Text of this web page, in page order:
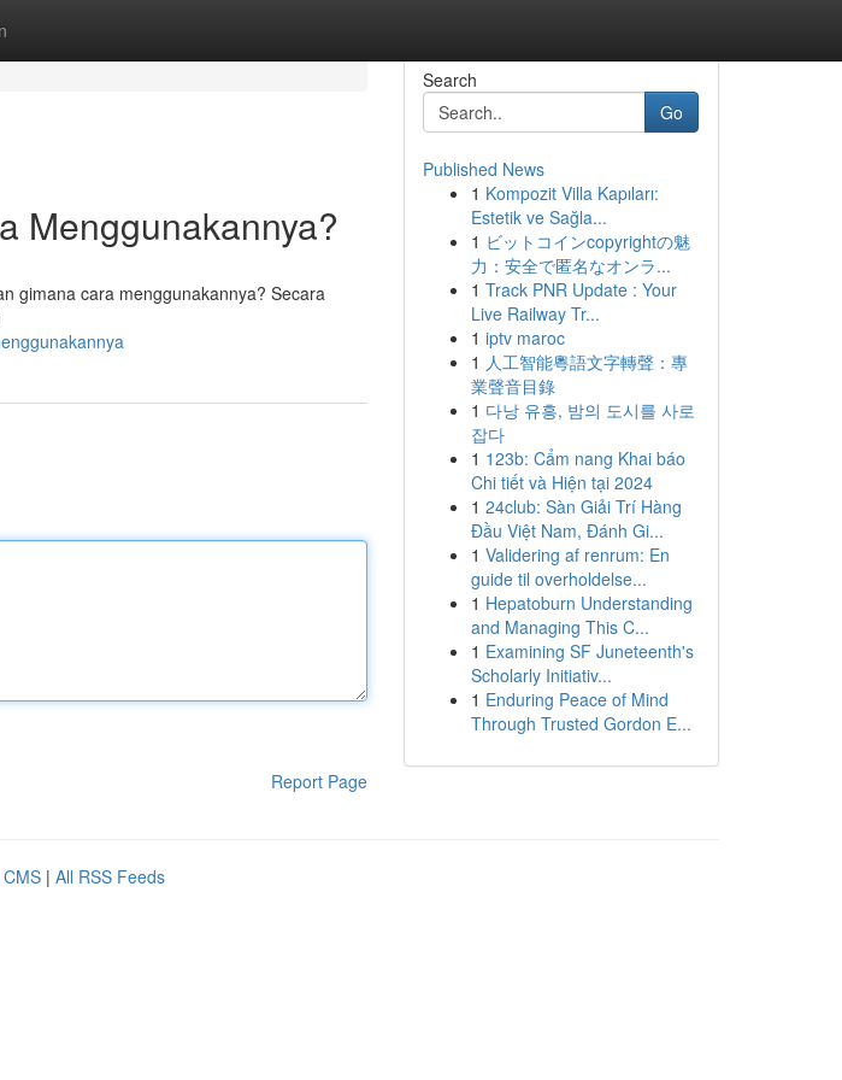
Menggunakannya?
gimana cara menggunakannya? Secara
Report Page
Search
Go
Published News
1 Kompozit Villa Kapıları:
Estetik ve Sağla...
1 ビットコインcopyrightの魅
力：安全で匿名なオンラ...
1 Track PNR Update : Your
Live Railway Tr...
1 iptv maroc
1 人工智能粵語文字轉聲：專
業聲音目錄
1 다낭 유흥, 밤의 도시를 사로
잡다
1 123b: Cẩm nang Khai báo
Chi tiết và Hiện tại 2024
1 24club: Sàn Giải Trí Hàng
Đầu Việt Nam, Đánh Gi...
1 Validering af renrum: En
guide til overholdelse...
1 Hepatoburn Understanding
and Managing This C...
1 Examining SF Juneteenth's
Scholarly Initiativ...
1 Enduring Peace of Mind
Through Trusted Gordon E...
| All RSS Feeds